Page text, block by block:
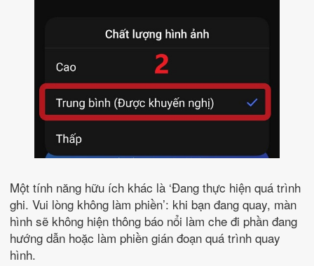
Một tính năng hữu ích khác là ‘Đang thực hiện quá trình
ghi. Vui lòng không làm phiền’: khi bạn đang quay, màn
hình sẽ không hiện thông báo nổi làm che đi phần đang
hướng dẫn hoặc làm phiền gián đoạn quá trình quay
hình.